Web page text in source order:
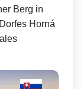
Berg in
Horná